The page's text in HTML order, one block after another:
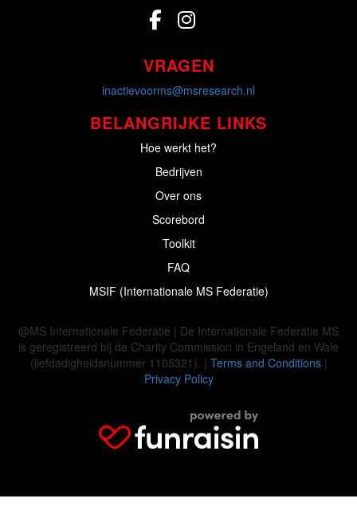
VRAGEN
inactievoorms@msresearch.nl
BELANGRIJKE LINKS
Hoe werkt het?
Bedrijven
Over ons
Scorebord
Toolkit
FAQ
MSIF (Internationale MS Federatie)
@MS Internationale Federatie | De Internationale Federatie MS
is geregistreerd bij de Charity Commission in Engeland en Wale
(liefdadigheidsnummer 1105321). | Terms and Conditions|
Privacy Policy